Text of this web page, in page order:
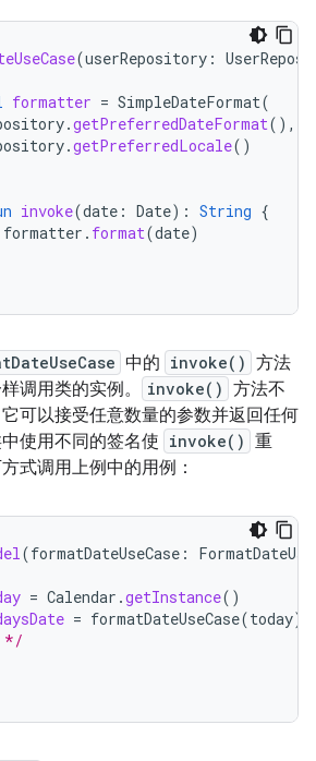
(userRepository :
formatter = SimpleDateFormat(
.getPreferredDateFormat(),
.getPreferredLocale()
invoke(date : Date): String {
formatter . format(date)
中的 invoke() 方法
调用类的实例。
invoke() 方法不
可以接受任意数量的参数并返回任何
使用不同的签名使 invoke() 重
式调用上例中的用例：
(formatDateUseCase :
= Calendar .getInstance()
= formatDateUseCase(today)